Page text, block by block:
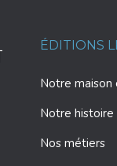
ÉDITIONS
Notre maison
Notre histoire
Nos métiers